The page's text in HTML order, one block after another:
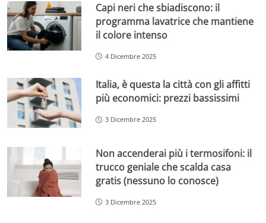
Capi neri che sbiadiscono: il
programma lavatrice che mantiene
il colore intenso
4 Dicembre 2025
Italia, è questa la città con gli affitti
più economici: prezzi bassissimi
3 Dicembre 2025
Non accenderai più i termosifoni: il
trucco geniale che scalda casa
gratis (nessuno lo conosce)
3 Dicembre 2025